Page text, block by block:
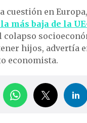
cuestión en
más baja de la
colapso
hijos, advertía
economista.